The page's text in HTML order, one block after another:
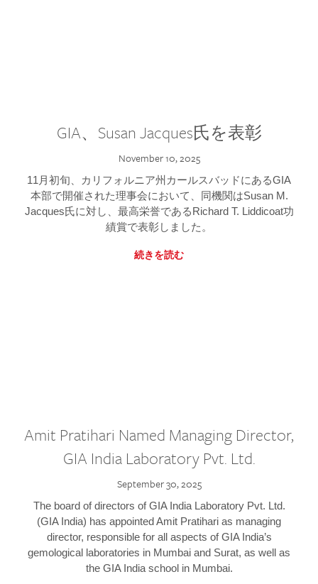
GIA、Susan Jacques氏を表彰
November 10, 2025
11月初旬、カリフォルニア州カールスバッドにあるGIA
本部で開催された理事会において、同機関はSusan M.
Jacques氏に対し、最高栄誉であるRichard T. Liddicoat功
績賞で表彰しました。
続きを読む
Amit Pratihari Named Managing Director,
GIA India Laboratory Pvt. Ltd.
September 30, 2025
The board of directors of GIA India Laboratory Pvt. Ltd.
(GIA India) has appointed Amit Pratihari as managing
director, responsible for all aspects of GIA India’s
gemological laboratories in Mumbai and Surat, as well as
the GIA India school in Mumbai.